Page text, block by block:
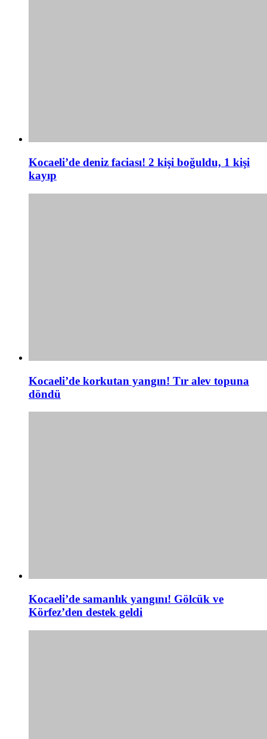
Kocaeli’de deniz faciası! 2 kişi boğuldu, 1 kişi
kayıp
Kocaeli’de korkutan yangın! Tır alev topuna
döndü
Kocaeli’de samanlık yangını! Gölcük ve
Körfez’den destek geldi